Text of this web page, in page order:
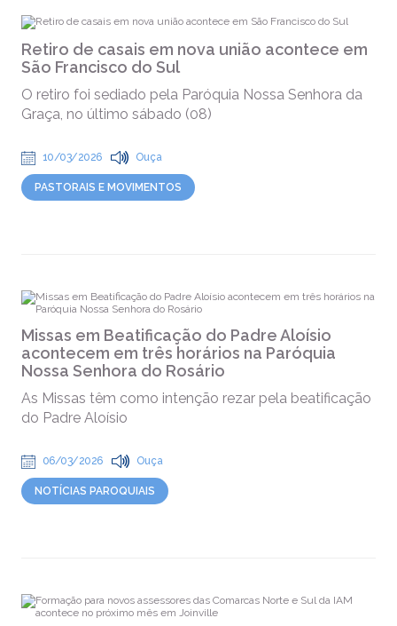
Retiro de casais em nova união acontece em
São Francisco do Sul
O retiro foi sediado pela Paróquia Nossa Senhora da
Graça, no último sábado (08)
10/03/2026 Ouça
PASTORAIS E MOVIMENTOS
Missas em Beatificação do Padre Aloísio
acontecem em três horários na Paróquia
Nossa Senhora do Rosário
As Missas têm como intenção rezar pela beatificação
do Padre Aloísio
06/03/2026 Ouça
NOTÍCIAS PAROQUIAIS